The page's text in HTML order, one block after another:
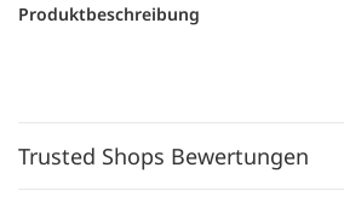
Produktbeschreibung
Trusted Shops Bewertungen